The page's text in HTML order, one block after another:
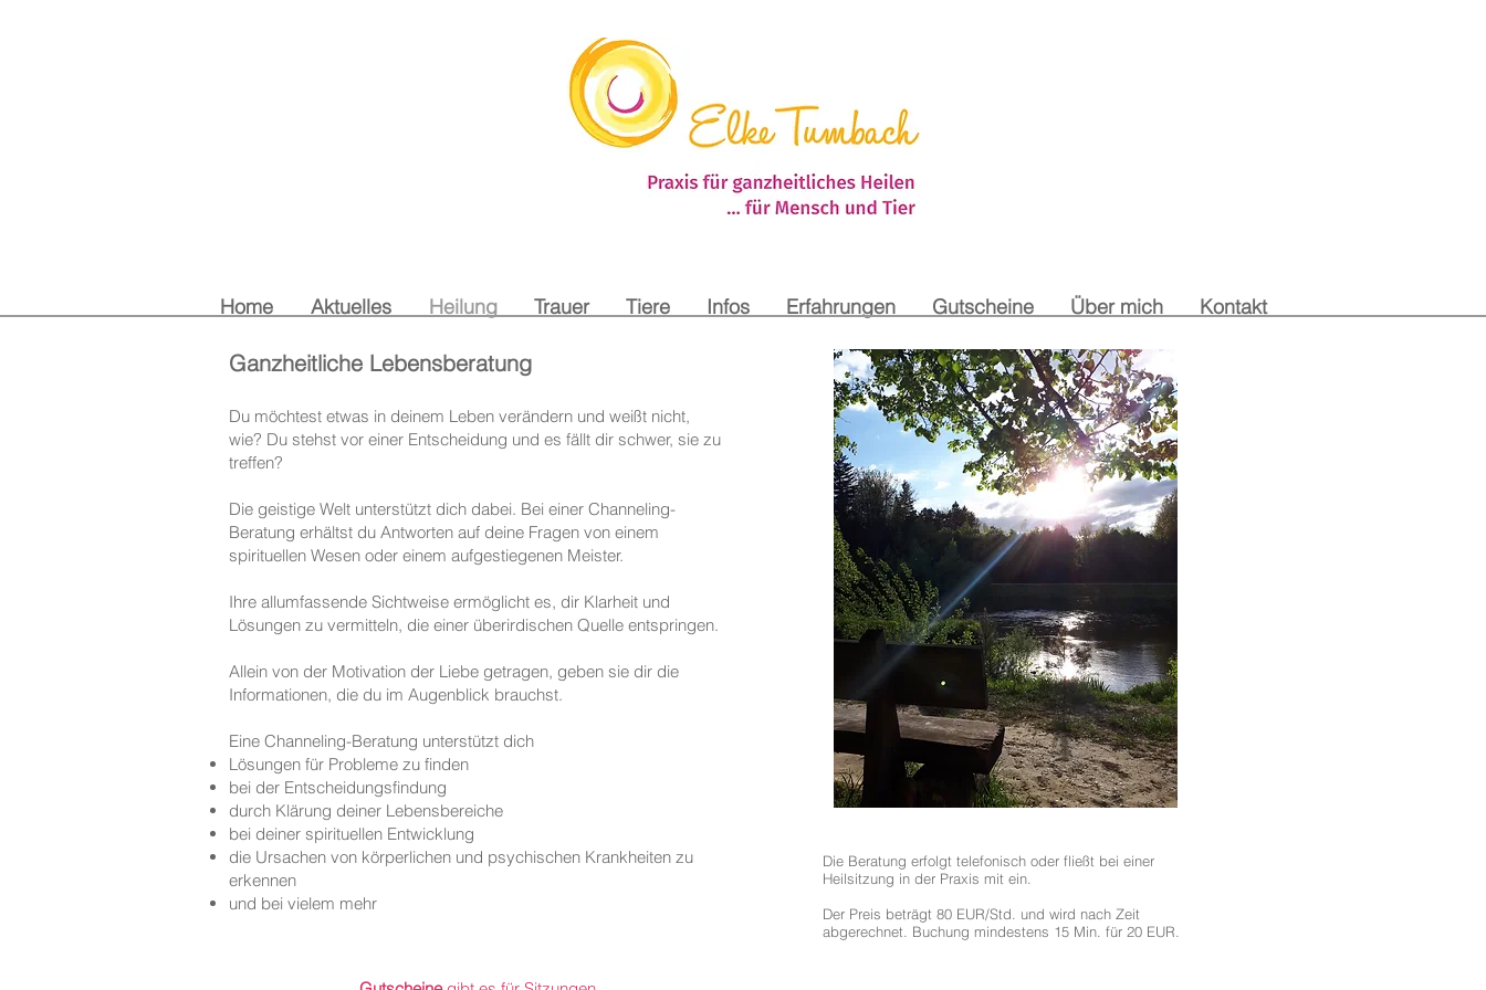
Home Aktuelles Heilung Trauer Tiere Infos Erfahrungen Gutscheine Über mich Kontakt
Ganzheitliche Lebensberatung
Du möchtest etwas in deinem Leben verändern und weißt nicht,
wie? Du stehst vor einer Entscheidung und es fällt dir schwer, sie zu
treffen?
Die geistige Welt unterstützt dich dabei. Bei einer Channeling-
Beratung erhältst du Antworten auf deine Fragen von einem
spirituellen Wesen oder einem aufgestiegenen Meister.
Ihre allumfassende Sichtweise ermöglicht es, dir Klarheit und
Lösungen zu vermitteln, die einer überirdischen Quelle entspringen.
Allein von der Motivation der Liebe getragen, geben sie dir die
Informationen, die du im Augenblick brauchst.
Eine Channeling-Beratung unterstützt dich
Lösungen für Probleme zu finden
bei der Entscheidungsfindung
durch Klärung deiner Lebensbereiche
bei deiner spirituellen Entwicklung
die Ursachen von körperlichen und psychischen Krankheiten zu
erkennen
und bei vielem mehr
Die Beratung erfolgt telefonisch oder fließt bei einer
Heilsitzung in der Praxis mit ein.
Der Preis beträgt 80 EUR/Std. und wird nach Zeit
abgerechnet. Buchung mindestens 15 Min. für 20 EUR.